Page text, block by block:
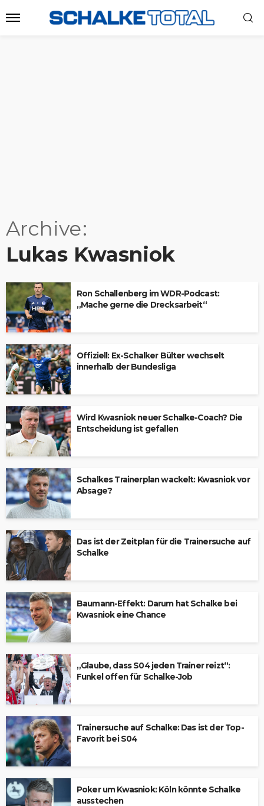
Archive
Lukas Kwasniok
Ron Schallenberg im WDR-Podcast:
„Mache gerne die Drecksarbeit“
Offiziell: Ex-Schalker Bülter wechselt
innerhalb der Bundesliga
Wird Kwasniok neuer Schalke-Coach? Die
Entscheidung ist gefallen
Schalkes Trainerplan wackelt: Kwasniok vor
Absage?
Das ist der Zeitplan für die Trainersuche auf
Schalke
Baumann-Effekt: Darum hat Schalke bei
Kwasniok eine Chance
„Glaube, dass S04 jeden Trainer reizt“:
Funkel offen für Schalke-Job
Trainersuche auf Schalke: Das ist der Top-
Favorit bei S04
Poker um Kwasniok: Köln könnte Schalke
ausstechen